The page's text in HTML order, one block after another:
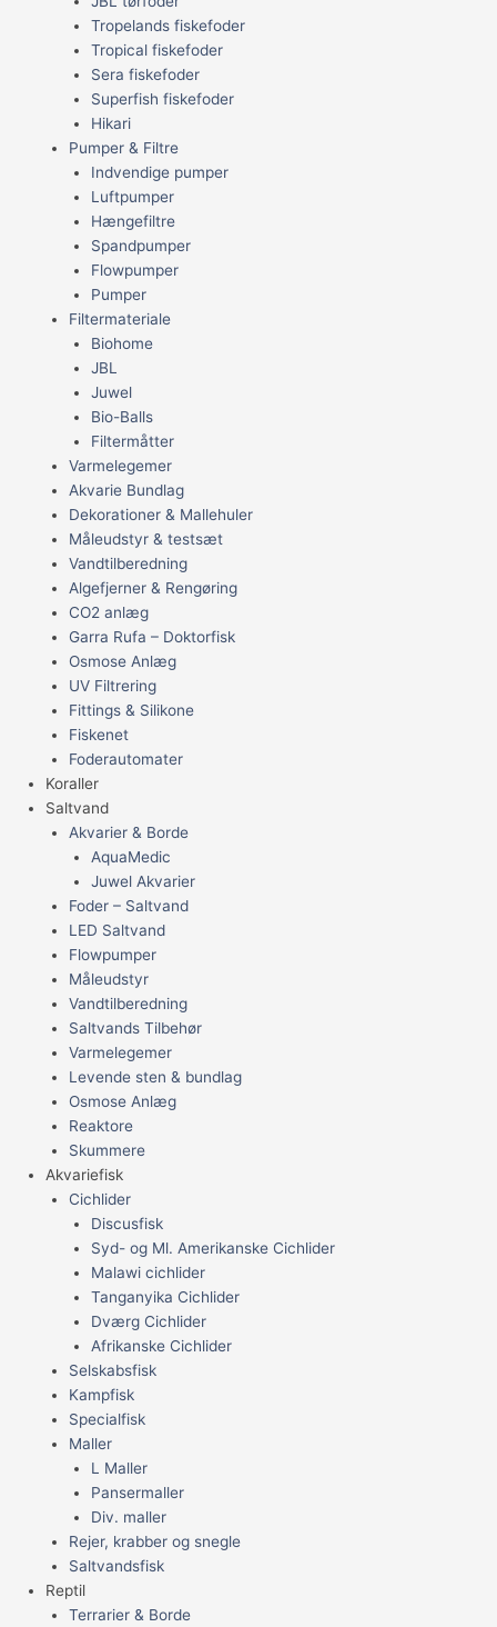
Tropelands fiskefoder
Tropical fiskefoder
Sera fiskefoder
Superfish fiskefoder
Hikari
Pumper & Filtre
Indvendige pumper
Luftpumper
Hængefiltre
Spandpumper
Flowpumper
Pumper
Filtermateriale
Biohome
JBL
Juwel
Bio-Balls
Filtermåtter
Varmelegemer
Akvarie Bundlag
Dekorationer & Mallehuler
Måleudstyr & testsæt
Vandtilberedning
Algefjerner & Rengøring
CO2 anlæg
Garra Rufa – Doktorfisk
Osmose Anlæg
UV Filtrering
Fittings & Silikone
Fiskenet
Foderautomater
Koraller
Saltvand
Akvarier & Borde
AquaMedic
Juwel Akvarier
Foder – Saltvand
LED Saltvand
Flowpumper
Måleudstyr
Vandtilberedning
Saltvands Tilbehør
Varmelegemer
Levende sten & bundlag
Osmose Anlæg
Reaktore
Skummere
Akvariefisk
Cichlider
Discusfisk
Syd- og Ml. Amerikanske Cichlider
Malawi cichlider
Tanganyika Cichlider
Dværg Cichlider
Afrikanske Cichlider
Selskabsfisk
Kampfisk
Specialfisk
Maller
L Maller
Pansermaller
Div. maller
Rejer, krabber og snegle
Saltvandsfisk
Reptil
Terrarier & Borde